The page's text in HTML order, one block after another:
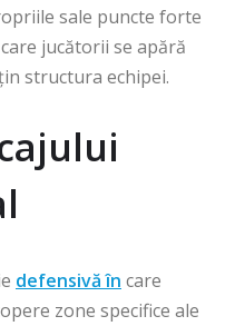
sale puncte forte
jucătorii se apără
structura echipei.
defensivă în care
zone specifice ale